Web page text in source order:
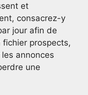
et
consacrez-y
jour afin de
fichier prospects,
annonces
une